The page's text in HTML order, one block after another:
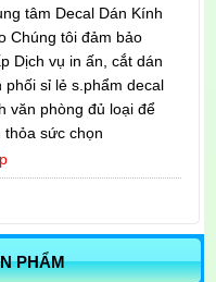
tâm Decal Dán Kính
Chúng tôi đảm bảo
Dịch vụ in ấn, cắt dán
phối sỉ lẻ s.phẩm decal
văn phòng đủ loại để
thỏa sức chọn
PHẨM